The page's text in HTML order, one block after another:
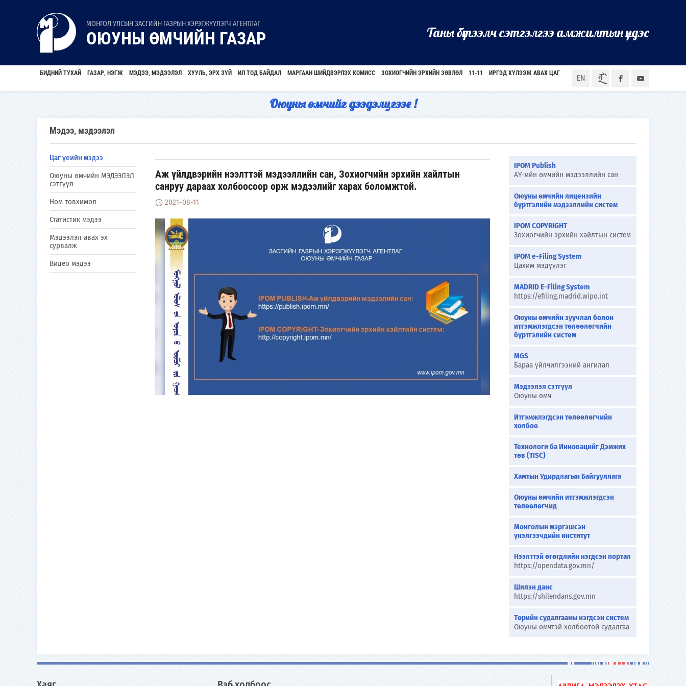
МОНГОЛ УЛСЫН ЗАСГИЙН ГАЗРЫН ХЭРЭГЖҮҮЛЭГЧ АГЕНТЛАГ
ОЮУНЫ ӨМЧИЙН ГАЗАР Таны бүтээлч сэтгэлгээ амжилтын үндэс
EN ᠮᠣᠨ
БИДНИЙ ТУХАЙ ГАЗАР, НЭГЖ МЭДЭЭ, МЭДЭЭЛЭЛ ХУУЛЬ, ЭРХ ЗҮЙ ИЛ ТОД БАЙДАЛ МАРГААН ШИЙДВЭРЛЭХ КОМИСС ЗОХИОГЧИЙН ЭРХИЙН ЗӨВЛӨЛ 11-11 ИРГЭД ХҮЛЭЭЖ АВАХ ЦАГ
Оюуны өмчийг дээдэлцгээе !
Мэдээ, мэдээлэл
Цаг үеийн мэдээ
Оюуны өмчийн МЭДЭЭЛЭЛ
сэтгүүл
Ном товхимол
Статистик мэдээ
Мэдээлэл авах эх
сурвалж
Видео мэдээ
Аж үйлдвэрийн нээлттэй мэдээллийн сан, Зохиогчийн эрхийн хайлтын
санруу дараах холбоосоор орж мэдээлийг харах боломжтой.
2021-08-11
IPOM Publish
АҮ-ийн өмчийн мэдээллийн сан
Оюуны өмчийн лицензийн
бүртгэлийн мэдээллийн систем
IPOM COPYRIGHT
Зохиогчийн эрхийн хайлтын систем
IPOM e-Filing System
Цахим мэдүүлэг
MADRID E-Filing System
https://efiling.madrid.wipo.int
Оюуны өмчийн зуучлал болон
итгэмжлэгдсэн төлөөлөгчийн
бүртгэлийн систем
MGS
Бараа үйлчилгээний ангилал
Мэдээлэл сэтгүүл
Оюуны өмч
Итгэмжлэгдсэн төлөөлөгчийн
холбоо
Технологи ба Инновацийг Дэмжих
төв (TISC)
Хамтын Удирдлагын Байгууллага
Оюуны өмчийн итгэмжлэгдсэн
төлөөлөгчид
Монголын мэргэшсэн
үнэлгээчдийн институт
Нээлттэй өгөгдлийн нэгдсэн портал
https://opendata.gov.mn/
Шилэн данс
https://shilendans.gov.mn
Төрийн судалгааны нэгдсэн систем
Оюуны өмчтэй холбоотой судалгаа